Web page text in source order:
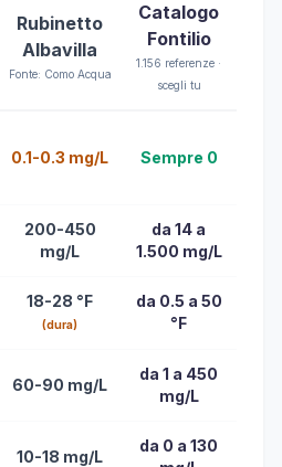
Rubinetto
Albavilla
Fonte: Como Acqua
Catalogo
Fontilio
1.156 referenze ·
scegli tu
0.1-0.3 mg/L Sempre 0
200-450
mg/L
da 14 a
1.500 mg/L
18-28 °F
(dura)
da 0.5 a 50
°F
60-90 mg/L
da 1 a 450
mg/L
10-18 mg/L
da 0 a 130